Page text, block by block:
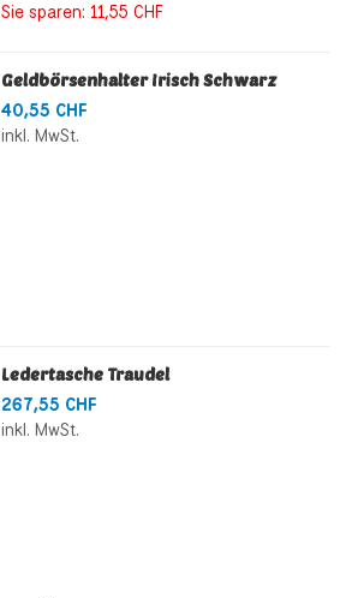
Sie sparen: 11,55 CHF
Geldbörsenhalter Irisch Schwarz
40,55 CHF
inkl. MwSt.
Ledertasche Traudel
267,55 CHF
inkl. MwSt.